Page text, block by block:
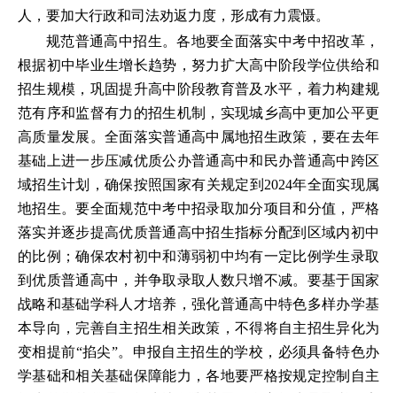
人，要加大行政和司法劝返力度，形成有力震慑。
规范普通高中招生。各地要全面落实中考中招改革，
根据初中毕业生增长趋势，努力扩大高中阶段学位供给和
招生规模，巩固提升高中阶段教育普及水平，着力构建规
范有序和监督有力的招生机制，实现城乡高中更加公平更
高质量发展。全面落实普通高中属地招生政策，要在去年
基础上进一步压减优质公办普通高中和民办普通高中跨区
域招生计划，确保按照国家有关规定到2024年全面实现属
地招生。要全面规范中考中招录取加分项目和分值，严格
落实并逐步提高优质普通高中招生指标分配到区域内初中
的比例；确保农村初中和薄弱初中均有一定比例学生录取
到优质普通高中，并争取录取人数只增不减。要基于国家
战略和基础学科人才培养，强化普通高中特色多样办学基
本导向，完善自主招生相关政策，不得将自主招生异化为
变相提前“掐尖”。申报自主招生的学校，必须具备特色办
学基础和相关基础保障能力，各地要严格按规定控制自主